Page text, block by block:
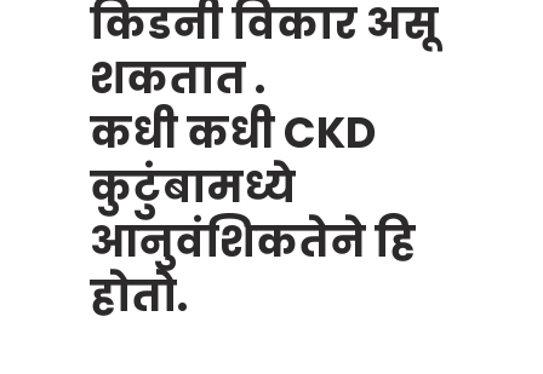
किडनी विकार असू
शकतात .
कधी कधी CKD
कुटुंबामध्ये
आनुवंशिकतेने हि
होतो.